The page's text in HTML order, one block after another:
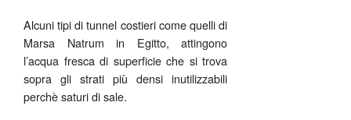
Alcuni tipi di tunnel costieri come quelli di
Marsa Natrum in Egitto, attingono
l’acqua fresca di superficie che si trova
sopra gli strati più densi inutilizzabili
perchè saturi di sale.